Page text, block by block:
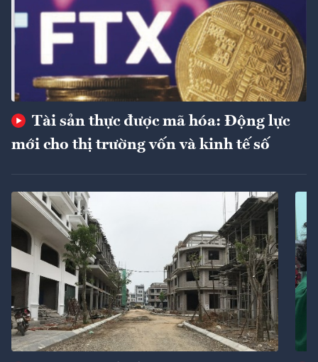
Tài sản thực được mã hóa: Động lực
mới cho thị trường vốn và kinh tế số